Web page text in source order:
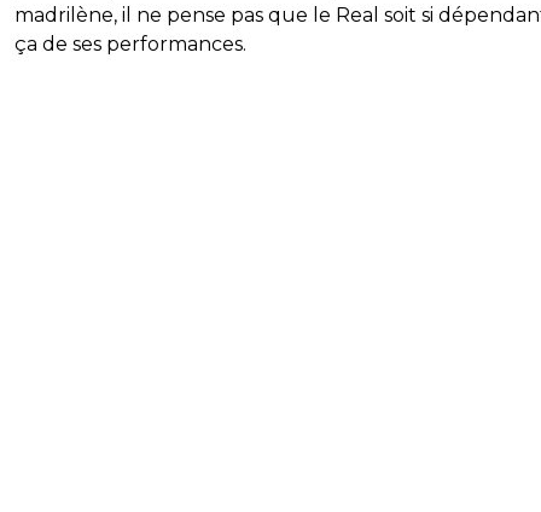
madrilène, il ne pense pas que le Real soit si
ça de ses performances.